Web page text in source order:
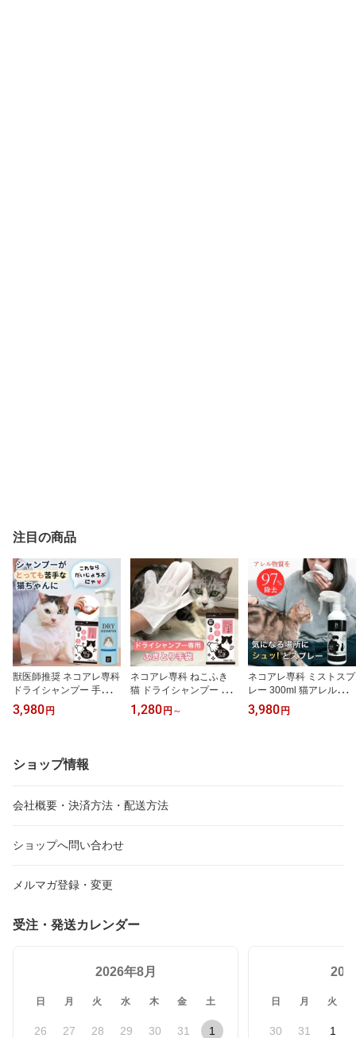
注目の商品
獣医師推奨 ネコアレ専科
ドライシャンプー 手袋付
き 200ml 猫 水のいらな
い シャンプー 酵素 泡 無
い フケ 猫アレルギー 対
策 ダニ ノミ 猫アレルギ
3,980円
ネコアレ専科 ねこふき
猫 ドライシャンプー 専
用手袋 二枚重ね シャン
プータオル シャンプーシ
1,280円 ～
ネコアレ専科 ミストスプ
レー 300ml 猫アレルギー
対策 スプレー 消臭 除菌
無香料 ペット 猫アレル
3,980円
ショップ情報
会社概要・決済方法・配送方法
ショップへ問い合わせ
メルマガ登録・変更
受注・発送カレンダー
2026年8月
日 月 火 水 木 金 土
26 27 28 29 30 31 1
日 月 火
30 31 1